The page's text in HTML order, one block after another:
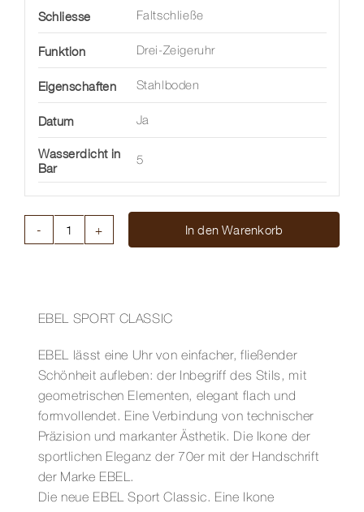
Schliesse Faltschließe
Funktion Drei-Zeigeruhr
Eigenschaften Stahlboden
Datum Ja
Wasserdicht in
Bar
5
MM
In den Warenkorb
EBEL SPORT CLASSIC
EBEL lässt eine Uhr von einfacher, fließender
Schönheit aufleben: der Inbegriff des Stils, mit
geometrischen Elementen, elegant flach und
formvollendet. Eine Verbindung von technischer
Präzision und markanter Ästhetik. Die Ikone der
sportlichen Eleganz der 70er mit der Handschrift
der Marke EBEL.
Die neue EBEL Sport Classic. Eine Ikone